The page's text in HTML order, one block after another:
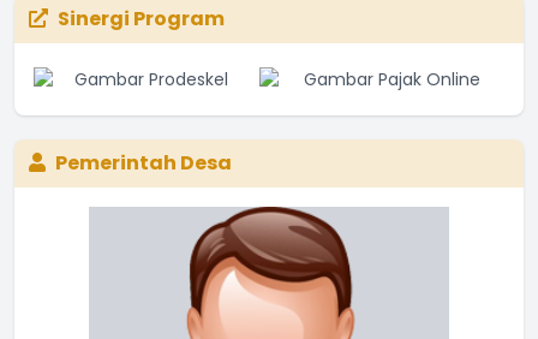
Sinergi Program
Pemerintah Desa